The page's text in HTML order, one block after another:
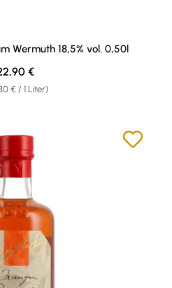
Wermuth 18,5% vol. 0,50l
€ / 1 Liter)
Preis:
€